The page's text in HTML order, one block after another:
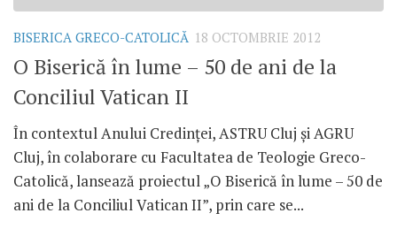
BISERICA GRECO-CATOLICĂ 18 OCTOMBRIE 2012
O Biserică în lume – 50 de ani de la
Conciliul Vatican II
În contextul Anului Credinţei, ASTRU Cluj şi AGRU
Cluj, în colaborare cu Facultatea de Teologie Greco-
Catolică, lansează proiectul „O Biserică în lume – 50 de
ani de la Conciliul Vatican II”, prin care se...